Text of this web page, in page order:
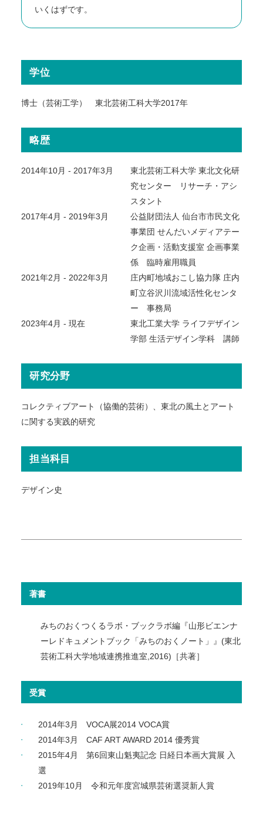
いくはずです。
学位
博士（芸術工学） 東北芸術工科大学2017年
略歴
2014年10月 - 2017年3月
東北芸術工科大学 東北文化研
究センター リサーチ・アシ
スタント
2017年4月 - 2019年3月
公益財団法人 仙台市市民文化
事業団 せんだいメディアテー
ク企画・活動支援室 企画事業
係 臨時雇用職員
2021年2月 - 2022年3月
庄内町地域おこし協力隊 庄内
町立谷沢川流域活性化センタ
ー 事務局
2023年4月 - 現在
東北工業大学 ライフデザイン
学部 生活デザイン学科 講師
研究分野
コレクティブアート（協働的芸術）、東北の風土とアート
に関する実践的研究
担当科目
デザイン史
著書
みちのおくつくるラボ・ブックラボ編『山形ビエンナ
ーレドキュメントブック「みちのおくノート」』(東北
芸術工科大学地域連携推進室,2016)［共著］
受賞
2014年3月 VOCA展2014 VOCA賞
2014年3月 CAF ART AWARD 2014 優秀賞
2015年4月 第6回東山魁夷記念 日経日本画大賞展 入
選
2019年10月 令和元年度宮城県芸術選奨新人賞